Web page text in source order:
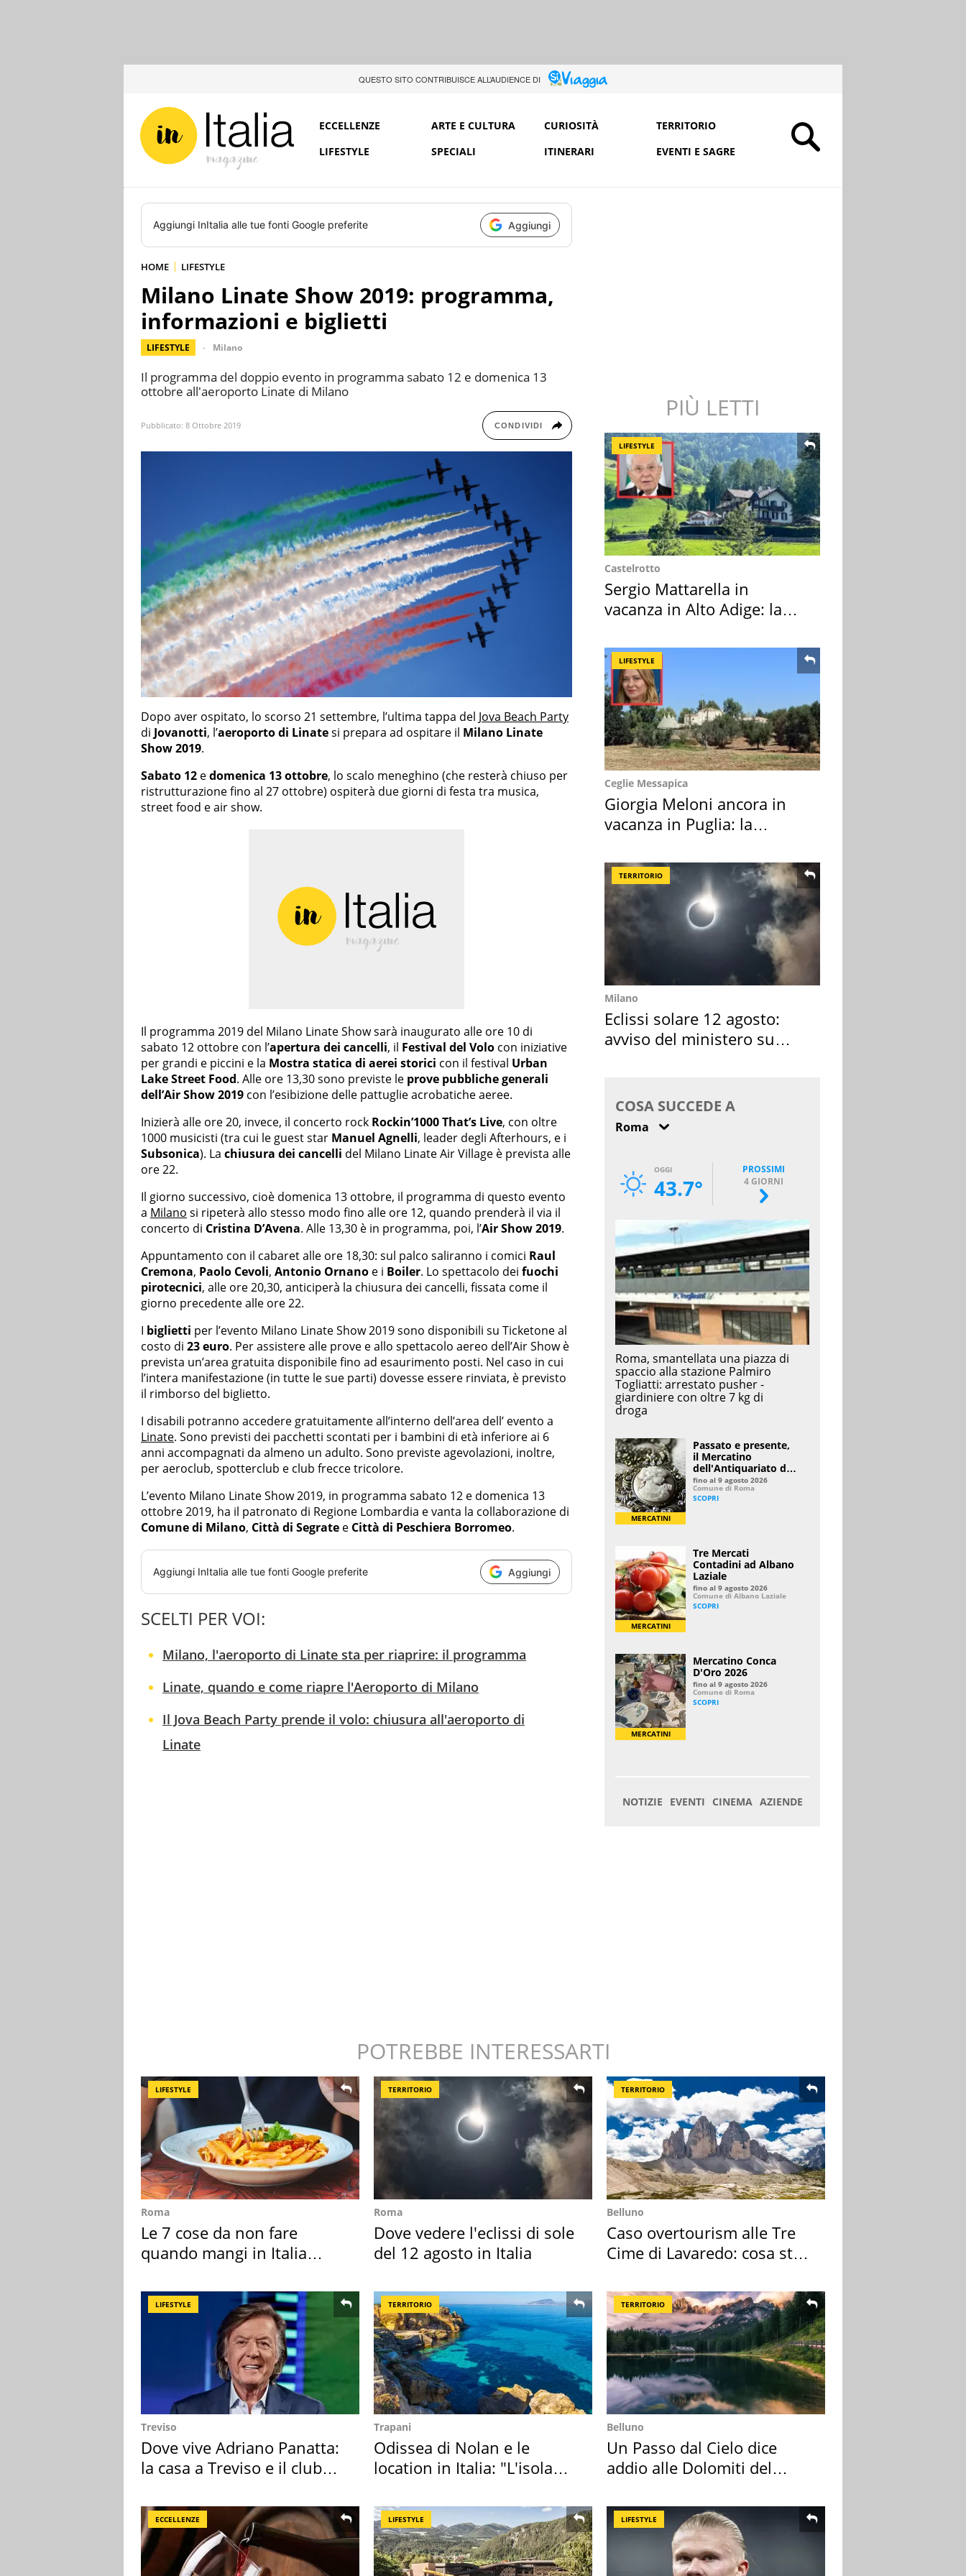
QUESTO SITO CONTRIBUISCE ALL’AUDIENCE DI
ECCELLENZE ARTE E CULTURA CURIOSITÀ
TERRITORIO
LIFESTYLE
SPECIALI ITINERARI EVENTI E SAGRE
Aggiungi InItalia alle tue fonti Google preferite Aggiungi
HOME LIFESTYLE
Milano Linate Show 2019: programma,
informazioni e biglietti
LIFESTYLE Milano
Il programma del doppio evento in programma sabato 12 e domenica 13
ottobre all'aeroporto Linate di Milano
Pubblicato: 8 Ottobre 2019 CONDIVIDI
Dopo aver ospitato, lo scorso 21 settembre, l’ultima tappa del Jova Beach Party
di Jovanotti, l’aeroporto di Linatesi prepara ad ospitare il Milano Linate
Show 2019.
Sabato 12 edomenica 13 ottobre, lo scalo meneghino (che resterà chiuso per
ristrutturazione fino al 27 ottobre) ospiterà due giorni di festa tra musica,
street food e air show.
Il programma 2019 del Milano Linate Show sarà inaugurato alle ore 10 di
sabato 12 ottobre con l’apertura dei cancelli, il Festival del Volo con iniziative
per grandi e piccini e la Mostra statica di aerei storici con il festival Urban
Lake Street Food. Alle ore 13,30 sono previste le prove pubbliche generali
dell’Air Show 2019 con l’esibizione delle pattuglie acrobatiche aeree.
Inizierà alle ore 20, invece, il concerto rock Rockin’1000 That’s Live, con oltre
1000 musicisti (tra cui le guest star Manuel Agnelli, leader degli Afterhours, e i
Subsonica). La chiusura dei cancelli del Milano Linate Air Village è prevista alle
ore 22.
Il giorno successivo, cioè domenica 13 ottobre, il programma di questo evento
a Milano si ripeterà allo stesso modo fino alle ore 12, quando prenderà il via il
concerto di Cristina D’Avena. Alle 13,30 è in programma, poi, l’Air Show 2019.
Appuntamento con il cabaret alle ore 18,30: sul palco saliranno i comici Raul
Cremona, Paolo Cevoli, Antonio Ornano e i Boiler. Lo spettacolo dei fuochi
pirotecnici, alle ore 20,30, anticiperà la chiusura dei cancelli, fissata come il
giorno precedente alle ore 22.
I biglietti per l’evento Milano Linate Show 2019 sono disponibili su Ticketone al
costo di 23 euro. Per assistere alle prove e allo spettacolo aereo dell’Air Show è
prevista un’area gratuita disponibile fino ad esaurimento posti. Nel caso in cui
l’intera manifestazione (in tutte le sue parti) dovesse essere rinviata, è previsto
il rimborso del biglietto.
I disabili potranno accedere gratuitamente all’interno dell’area dell’ evento a
Linate. Sono previsti dei pacchetti scontati per i bambini di età inferiore ai 6
anni accompagnati da almeno un adulto. Sono previste agevolazioni, inoltre,
per aeroclub, spotterclub e club frecce tricolore.
L’evento Milano Linate Show 2019, in programma sabato 12 e domenica 13
ottobre 2019, ha il patronato di Regione Lombardia e vanta la collaborazione di
Comune di Milano, Città di Segrate e Città di Peschiera Borromeo.
Aggiungi InItalia alle tue fonti Google preferite Aggiungi
SCELTI PER VOI:
Milano, l'aeroporto di Linate sta per riaprire: il programma
Linate, quando e come riapre l'Aeroporto di Milano
Il Jova Beach Party prende il volo: chiusura all'aeroporto di
Linate
PIÙ LETTI
LIFESTYLE
Castelrotto
Sergio Mattarella in
vacanza in Alto Adige: la
LIFESTYLE
Ceglie Messapica
Giorgia Meloni ancora in
vacanza in Puglia: la
TERRITORIO
Milano
Eclissi solare 12 agosto:
avviso del ministero su
POTREBBE INTERESSARTI
LIFESTYLE
Roma
Le 7 cose da non fare
quando mangi in Italia
TERRITORIO
Roma
Dove vedere l'eclissi di sole
del 12 agosto in Italia
TERRITORIO
Belluno
Caso overtourism alle Tre
Cime di Lavaredo: cosa sta
LIFESTYLE
Treviso
Dove vive Adriano Panatta:
la casa a Treviso e il club
TERRITORIO
Trapani
Odissea di Nolan e le
location in Italia: "L'isola
TERRITORIO
Belluno
Un Passo dal Cielo dice
addio alle Dolomiti del
ECCELLENZE LIFESTYLE LIFESTYLE